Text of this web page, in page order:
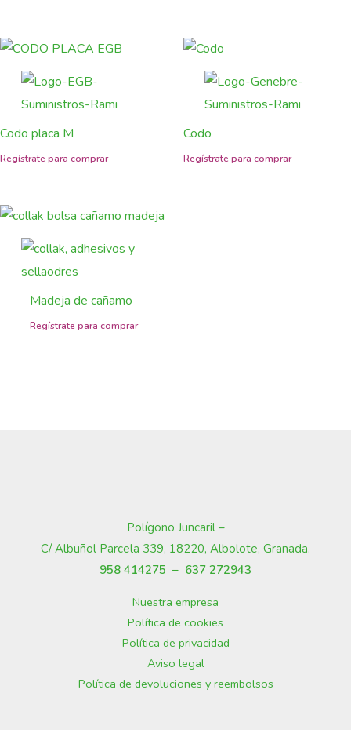
Codo placa M Codo
Madeja de cañamo
Polígono Juncaril –
C/ Albuñol Parcela 339, 18220, Albolote, Granada.
958 414275 – 637 272943
Nuestra empresa
Política de cookies
Política de privacidad
Aviso legal
Política de devoluciones y reembolsos